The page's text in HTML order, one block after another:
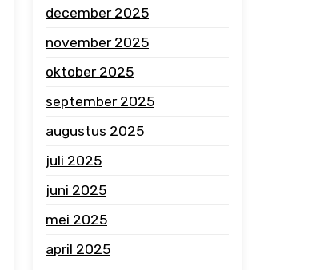
december 2025
november 2025
oktober 2025
september 2025
augustus 2025
juli 2025
juni 2025
mei 2025
april 2025